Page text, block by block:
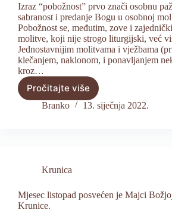
Izraz “pobožnost” prvo znači osobnu
sabranost i predanje Bogu u osobnoj
Pobožnost se, međutim, zove i
molitve, koji nije strogo liturgijski, već
Jednostavnijim molitvama i vježbama
klečanjem, naklonom, i ponavljanjem
kroz…
Pročitajte više
Pobožnosti
Branko 13. siječnja 2022.
Krunica
Mjesec listopad posvećen je Majci
Krunice.